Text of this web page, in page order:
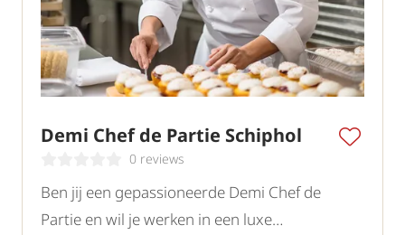
Demi Chef de Partie Schiphol
0 reviews
Ben jij een gepassioneerde Demi Chef de
Partie en wil je werken in een luxe